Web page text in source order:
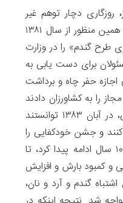
دچار توهم غیر
علمی خودکفایی در گندم شد. به همین منظور از سال ۱۳۸۱
طرح گندم» را در وزارت
برای دست یابی به
حفر چاه و برداشت
را به کشاورزان دادند
و با حمله به منابع آب زیر زمینی، در آبان ۱۳۸۳ توانستند
کنند و جشن خودکفایی را
برگزار نمایند. این طرح به مدت ۱۰ سال ادامه پیدا کرد، تا
و کمبود بارش و افزایش
گندم و آرد و نان،